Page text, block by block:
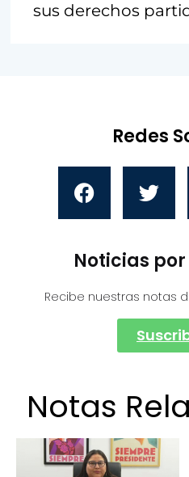
sus derechos
Redes
Noticias
Recibe nuestras notas
Notas